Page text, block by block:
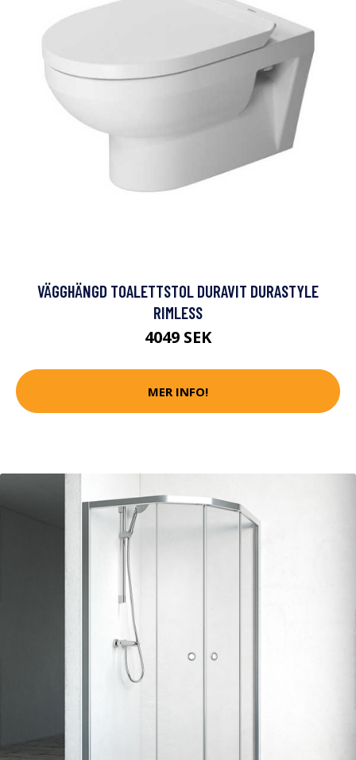
VÄGGHÄNGD TOALETTSTOL DURAVIT DURASTYLE
RIMLESS
4049 SEK
MER INFO!